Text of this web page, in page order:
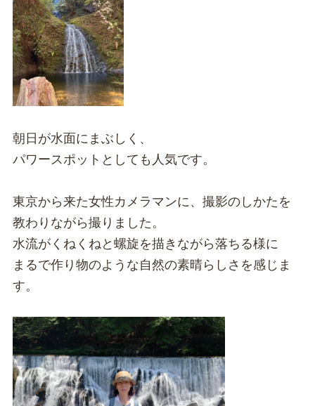
朝日が水面にまぶしく、
パワースポットとしても人気です。
東京から来た女性カメラマンに、撮影のしかたを
教わりながら撮りました。
水流がくねくねと螺旋を描きながら落ちる様に
まるで作り物のような自然の素晴らしさを感じま
す。